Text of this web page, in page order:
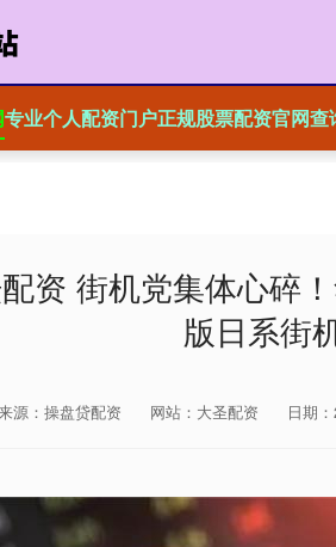
专业个人配资门户正规股票配资官网查
资 街机党集体心碎
版日系街
源：操盘贷配资 网站：大圣配资 日期